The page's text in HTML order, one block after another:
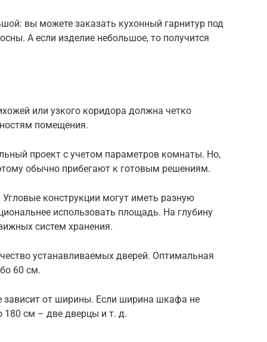
вы можете заказать кухонный гарнитур под
А если изделие небольшое, то получится
или узкого коридора должна четко
помещения.
проект с учетом параметров комнаты. Но,
обычно прибегают к готовым решениям.
Угловые конструкции могут иметь разную
использовать площадь. На глубину
систем хранения.
устанавливаемых дверей. Оптимальная
60 см.
зависит от ширины. Если ширина шкафа не
180 см – две дверцы и т. д.